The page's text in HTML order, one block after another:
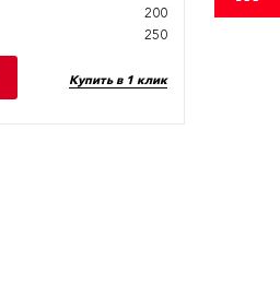
200
250
Купить в 1 клик